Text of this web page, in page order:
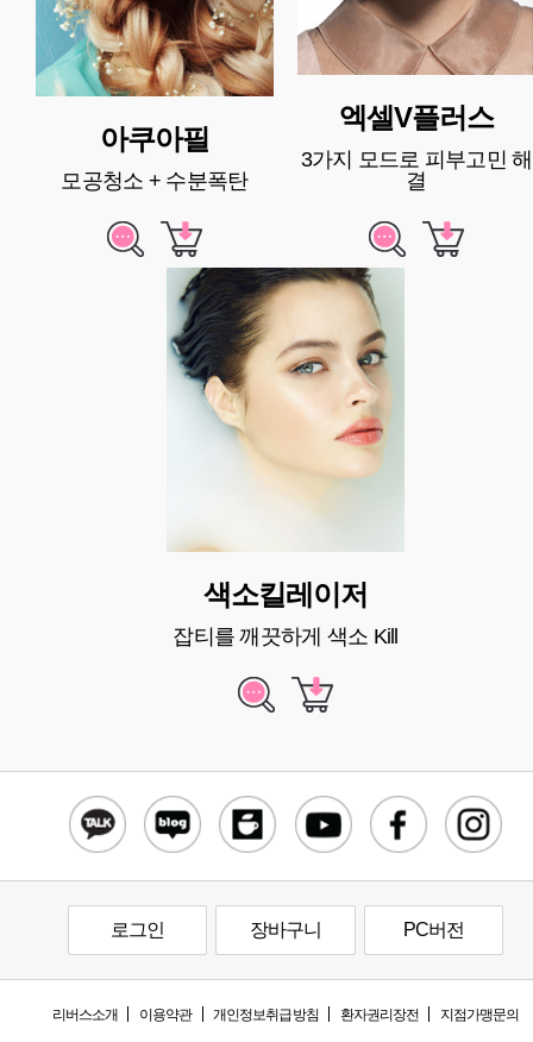
아쿠아필
모공청소 + 수분폭탄
엑셀V플러스
3가지 모드로 피부고민 해
결
색소킬레이저
잡티를 깨끗하게 색소 Kill
로그인 장바구니 PC버전
리버스소개 이용약관 개인정보취급방침 환자권리장전 지점가맹문의